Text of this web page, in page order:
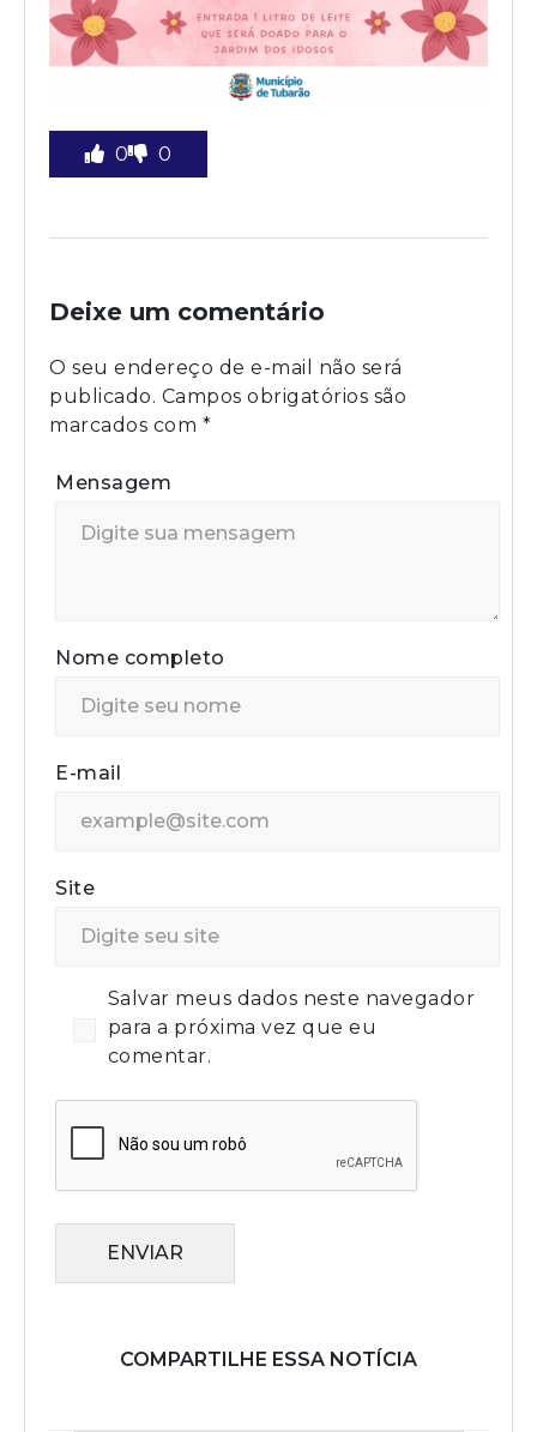
0 0
Deixe um comentário
O seu endereço de e-mail não será
publicado. Campos obrigatórios são
marcados com *
Mensagem
Nome completo
E-mail
Site
Salvar meus dados neste navegador
para a próxima vez que eu
comentar.
ENVIAR
COMPARTILHE ESSA NOTÍCIA